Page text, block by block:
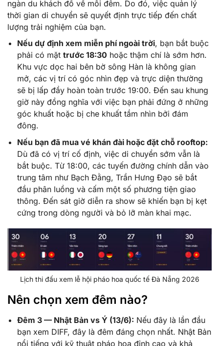
ngàn du khách đổ về mỗi đêm. Do đó, việc quản lý
thời gian di chuyển sẽ quyết định trực tiếp đến chất
lượng trải nghiệm của bạn.
Nếu dự định xem miễn phí ngoài trời, bạn bắt buộc
phải có mặt trước 18:30 hoặc thậm chí là sớm hơn.
Khu vực dọc hai bên bờ sông Hàn là không gian
mở, các vị trí có góc nhìn đẹp và trực diện thường
sẽ bị lấp đầy hoàn toàn trước 19:00. Đến sau khung
giờ này đồng nghĩa với việc bạn phải đứng ở những
góc khuất hoặc bị che khuất tầm nhìn bởi đám
đông.
Nếu bạn đã mua vé khán đài hoặc đặt chỗ rooftop:
Dù đã có vị trí cố định, việc di chuyển sớm vẫn là
bắt buộc. Từ 18:00, các tuyến đường chính dẫn vào
trung tâm như Bạch Đằng, Trần Hưng Đạo sẽ bắt
đầu phân luồng và cấm một số phương tiện giao
thông. Đến sát giờ diễn ra show sẽ khiến bạn bị kẹt
cứng trong dòng người và bỏ lỡ màn khai mạc.
Lịch thi đấu xem lễ hội pháo hoa quốc tế Đà Nẵng 2026
Nên chọn xem đêm nào?
Đêm 3 — Nhật Bản vs Ý (13/6): Nếu đây là lần đầu
bạn xem DIFF, đây là đêm đáng chọn nhất. Nhật Bản
nổi tiếng với kỹ thuật pháo hoa đỉnh cao và khả